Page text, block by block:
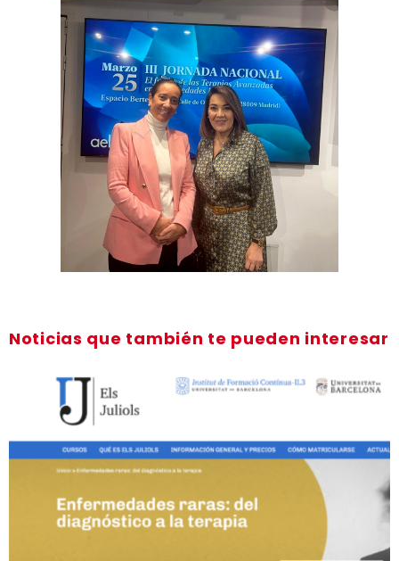
Noticias que también te pueden interesar